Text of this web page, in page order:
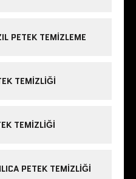
PETEK TEMIZLEME
TEMIZLIĞI
TEMIZLIĞI
PETEK TEMIZLIĞI